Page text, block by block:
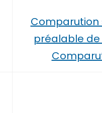
Comparution
préalable de